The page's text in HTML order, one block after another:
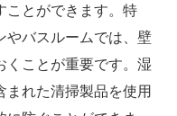
ことができます。特
やバスルームでは、壁
くことが重要です。湿
れた清掃製品を使用